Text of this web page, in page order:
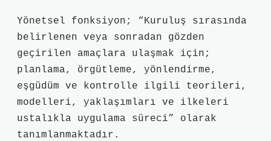
Yönetsel fonksiyon; “Kuruluş sırasında
belirlenen veya sonradan gözden
geçirilen amaçlara ulaşmak için;
planlama, örgütleme, yönlendirme,
eşgüdüm ve kontrolle ilgili teorileri,
modelleri, yaklaşımları ve ilkeleri
ustalıkla uygulama süreci” olarak
tanımlanmaktadır.